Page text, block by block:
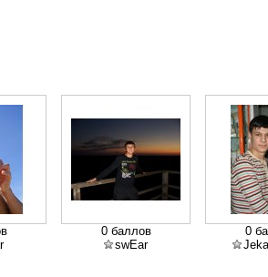
0 баллов
swEar
0